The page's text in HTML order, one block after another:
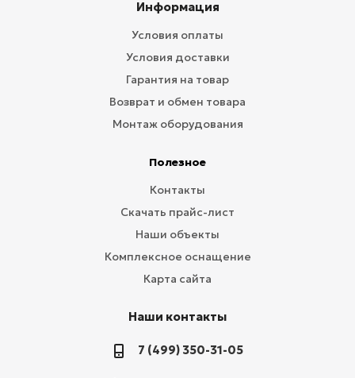
Информация
Условия оплаты
Условия доставки
Гарантия на товар
Возврат и обмен товара
Монтаж оборудования
Полезное
Контакты
Скачать прайс-лист
Наши объекты
Комплексное оснащение
Карта сайта
Наши контакты
7 (499) 350-31-05